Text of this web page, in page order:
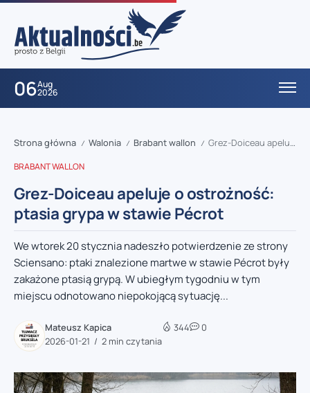
06Aug
2026
Strona główna / Walonia / Brabant wallon / Grez-Doiceau apeluje o ostrożność: ptasia grypa w stawie Pécrot
BRABANT WALLON
Grez-Doiceau apeluje o ostrożność:
ptasia grypa w stawie Pécrot
We wtorek 20 stycznia nadeszło potwierdzenie ze strony
Sciensano: ptaki znalezione martwe w stawie Pécrot były
zakażone ptasią grypą. W ubiegłym tygodniu w tym
miejscu odnotowano niepokojącą sytuację...
Mateusz Kapica
2026-01-21
2 min czytania
344 0